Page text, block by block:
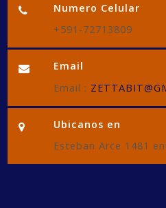
Numero Celular
+591-72713809
Email
Email :
Ubicanos en
Esteban Arce 1481